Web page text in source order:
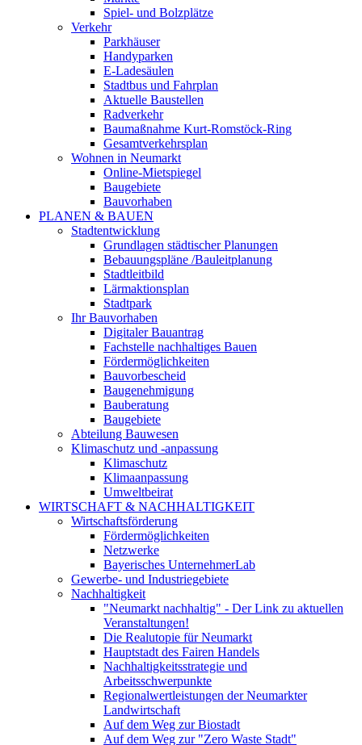
Spiel- und Bolzplätze
Verkehr
Parkhäuser
Handyparken
E-Ladesäulen
Stadtbus und Fahrplan
Aktuelle Baustellen
Radverkehr
Baumaßnahme Kurt-Romstöck-Ring
Gesamtverkehrsplan
Wohnen in Neumarkt
Online-Mietspiegel
Baugebiete
Bauvorhaben
PLANEN & BAUEN
Stadtentwicklung
Grundlagen städtischer Planungen
Bebauungspläne /Bauleitplanung
Stadtleitbild
Lärmaktionsplan
Stadtpark
Ihr Bauvorhaben
Digitaler Bauantrag
Fachstelle nachhaltiges Bauen
Fördermöglichkeiten
Bauvorbescheid
Baugenehmigung
Bauberatung
Baugebiete
Abteilung Bauwesen
Klimaschutz und -anpassung
Klimaschutz
Klimaanpassung
Umweltbeirat
WIRTSCHAFT & NACHHALTIGKEIT
Wirtschaftsförderung
Fördermöglichkeiten
Netzwerke
Bayerisches UnternehmerLab
Gewerbe- und Industriegebiete
Nachhaltigkeit
"Neumarkt nachhaltig" - Der Link zu aktuellen
Veranstaltungen!
Die Realutopie für Neumarkt
Hauptstadt des Fairen Handels
Nachhaltigkeitsstrategie und
Arbeitsschwerpunkte
Regionalwertleistungen der Neumarkter
Landwirtschaft
Auf dem Weg zur Biostadt
Auf dem Weg zur "Zero Waste Stadt"